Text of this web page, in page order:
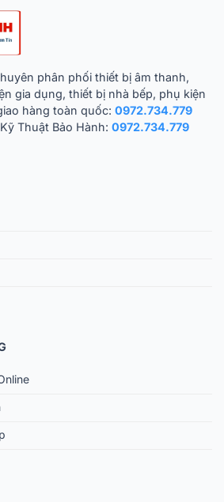
phân phối thiết bị âm thanh,
gia dụng, thiết bị nhà bếp, phụ kiện
hàng toàn quốc: 0972.734.779
Thuật Bảo Hành: 0972.734.779